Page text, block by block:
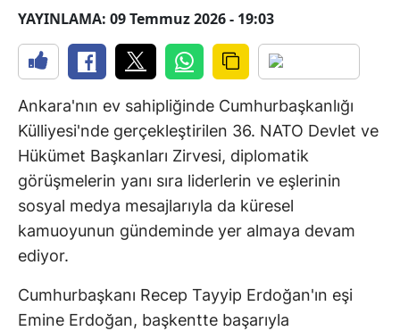
YAYINLAMA: 09 Temmuz 2026 - 19:03
Ankara'nın ev sahipliğinde Cumhurbaşkanlığı
Külliyesi'nde gerçekleştirilen 36. NATO Devlet ve
Hükümet Başkanları Zirvesi, diplomatik
görüşmelerin yanı sıra liderlerin ve eşlerinin
sosyal medya mesajlarıyla da küresel
kamuoyunun gündeminde yer almaya devam
ediyor.
Cumhurbaşkanı Recep Tayyip Erdoğan'ın eşi
Emine Erdoğan, başkentte başarıyla